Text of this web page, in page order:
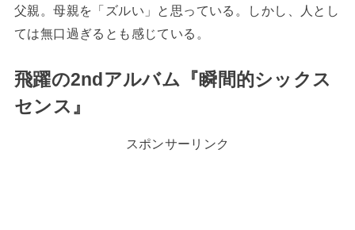
父親。母親を「ズルい」と思っている。しかし、人とし
ては無口過ぎるとも感じている。
飛躍の2ndアルバム『瞬間的シックス
センス』
スポンサーリンク